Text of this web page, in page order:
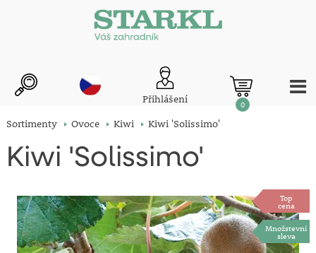
Přihlášení 0
Sortimenty Ovoce Kiwi Kiwi 'Solissimo'
Kiwi 'Solissimo'
Top
cena
Množstevní
sleva